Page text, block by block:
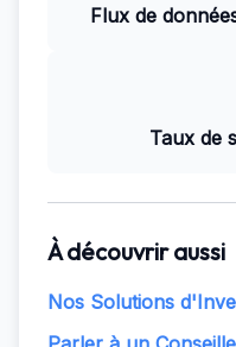
Flux de
Taux de
À découvrir aussi
Nos Solutions